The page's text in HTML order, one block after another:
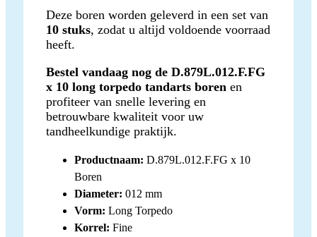
Deze boren worden geleverd in een set van
10 stuks, zodat u altijd voldoende voorraad
heeft.
Bestel vandaag nog de D.879L.012.F.FG
x 10 long torpedo tandarts boren en
profiteer van snelle levering en
betrouwbare kwaliteit voor uw
tandheelkundige praktijk.
Productnaam: D.879L.012.F.FG x 10
Boren
Diameter: 012 mm
Vorm: Long Torpedo
Korrel: Fine